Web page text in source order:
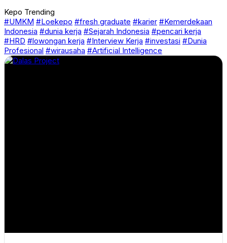
Kepo Trending
#UMKM #Loekepo #fresh graduate #karier #Kemerdekaan
Indonesia #dunia kerja #Sejarah Indonesia #pencari kerja
#HRD #lowongan kerja #Interview Kerja #investasi #Dunia
Profesional #wirausaha #Artificial Intelligence